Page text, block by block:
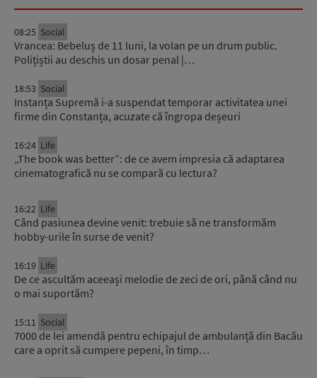
08:25 Social
Vrancea: Bebeluș de 11 luni, la volan pe un drum public.
Polițiștii au deschis un dosar penal |…
18:53 Social
Instanța Supremă i-a suspendat temporar activitatea unei
firme din Constanța, acuzate că îngropa deșeuri
16:24 Life
„The book was better”: de ce avem impresia că adaptarea
cinematografică nu se compară cu lectura?
16:22 Life
Când pasiunea devine venit: trebuie să ne transformăm
hobby-urile în surse de venit?
16:19 Life
De ce ascultăm aceeași melodie de zeci de ori, până când nu
o mai suportăm?
15:11 Social
7000 de lei amendă pentru echipajul de ambulanță din Bacău
care a oprit să cumpere pepeni, în timp…